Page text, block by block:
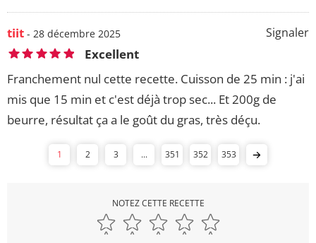
Signaler
tiit - 28 décembre 2025
Excellent
Franchement nul cette recette. Cuisson de 25 min : j'ai
mis que 15 min et c'est déjà trop sec... Et 200g de
beurre, résultat ça a le goût du gras, très déçu.
1 2 3 ... 351 352 353
NOTEZ CETTE RECETTE